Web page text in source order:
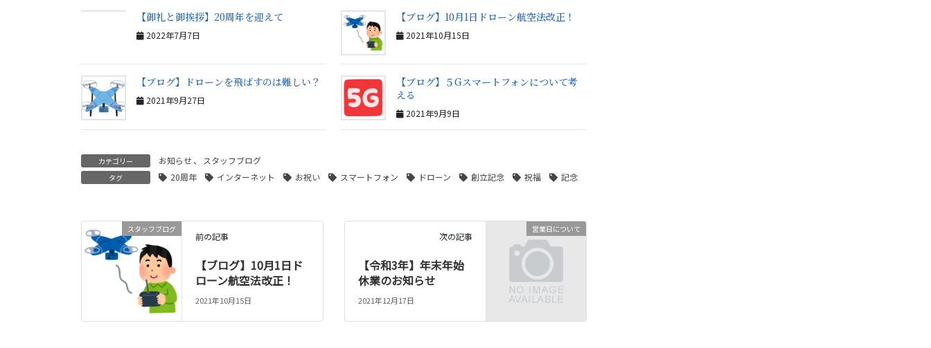
【御礼と御挨拶】20周年を迎えて
2022年7月7日
【ブログ】10月1日ドローン航空法改正！
2021年10月15日
【ブログ】ドローンを飛ばすのは難しい？
2021年9月27日
【ブログ】５Gスマートフォンについて考
える
2021年9月9日
カテゴリー お知らせ、 スタッフブログ
タグ 20周年 インターネット お祝い スマートフォン ドローン 創立記念 祝福 記念
スタッフブログ
前の記事
【ブログ】10月1日ド
ローン航空法改正！
2021年10月15日
営業日について
次の記事
【令和3年】年末年始
休業のお知らせ
2021年12月17日